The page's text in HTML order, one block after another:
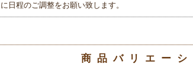
に日程のご調整をお願い致します。
商品バリエーシ